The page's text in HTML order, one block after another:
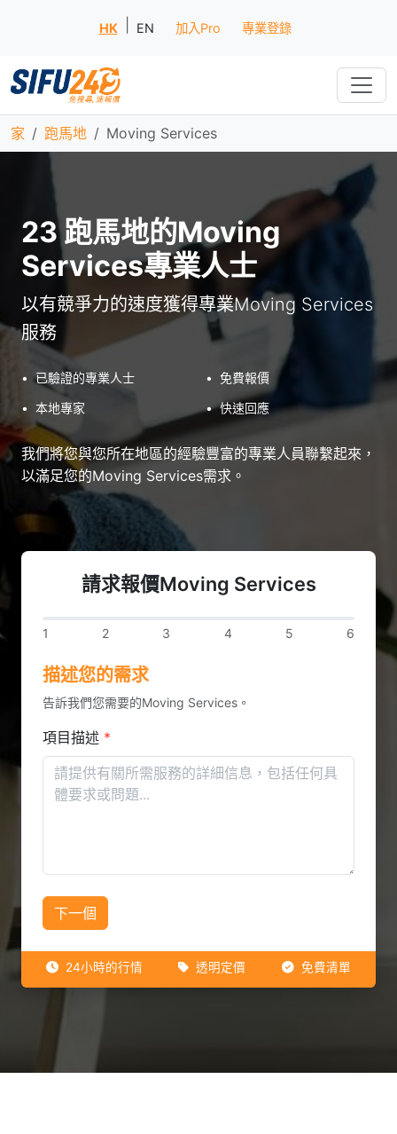
HK EN 加入Pro 專業登錄
家 跑馬地 Moving Services
23 跑馬地的Moving
Services專業人士
以有競爭力的速度獲得專業Moving Services
服務
• 已驗證的專業人士 • 免費報價
• 本地專家 • 快速回應
我們將您與您所在地區的經驗豐富的專業人員聯繫起來，
以滿足您的Moving Services需求。
請求報價Moving Services
1 2 3 4 5 6
描述您的需求
告訴我們您需要的Moving Services。
項目描述 *
下一個
24小時的行情 透明定價 免費清單